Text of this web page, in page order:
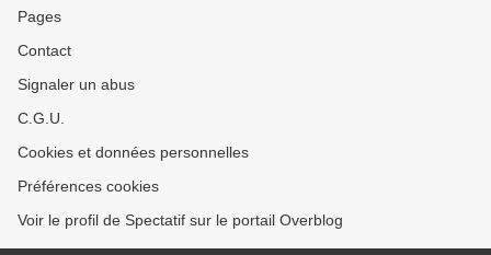
Pages
Contact
Signaler un abus
C.G.U.
Cookies et données personnelles
Préférences cookies
Voir le profil de Spectatif sur le portail Overblog